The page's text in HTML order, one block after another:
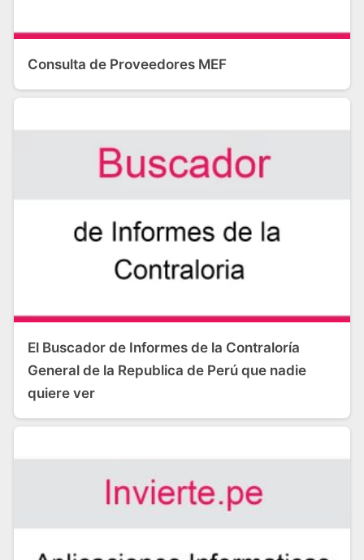
Consulta de Proveedores MEF
El Buscador de Informes de la Contraloría
General de la Republica de Perú que nadie
quiere ver